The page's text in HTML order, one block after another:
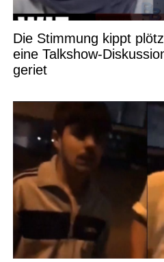
Die Stimmung kippt
eine Talkshow-
geriet